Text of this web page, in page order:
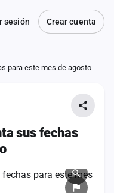
sesión Crear cuenta
para este mes de agosto
sus fechas